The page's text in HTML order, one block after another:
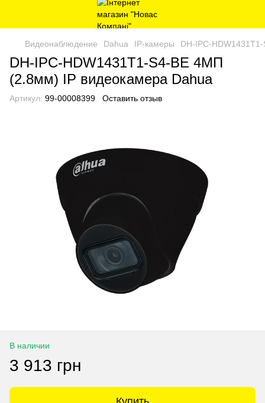
Видеонаблюдение Dahua IP-камеры DH-IPC-
DH-IPC-HDW1431T1-S4-BE 4MП
(2.8мм) IP видеокамера Dahua
Артикул: 99-00008399 Оставить отзыв
В наличии
3 913 грн